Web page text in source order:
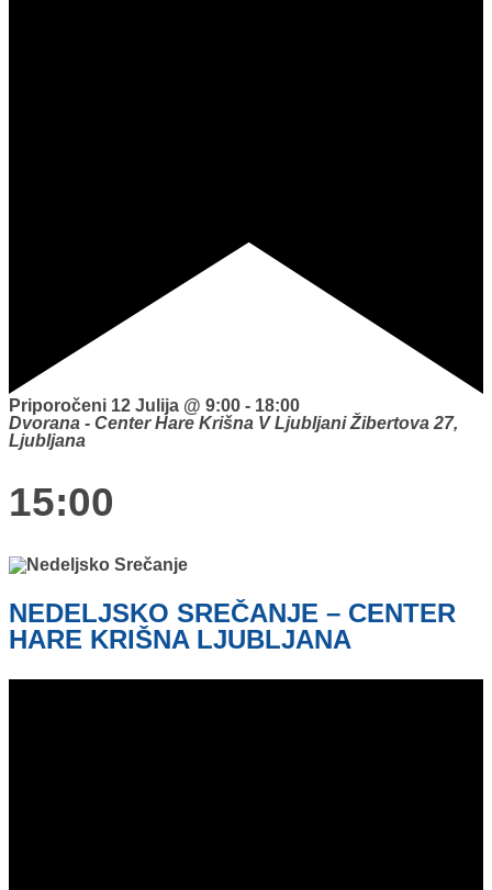
Priporočeni 12 Julija @ 9:00 - 18:00
Dvorana - Center Hare Krišna V LjubljaniŽibertova 27,
Ljubljana
15:00
NEDELJSKO SREČANJE – CENTER
HARE KRIŠNA LJUBLJANA